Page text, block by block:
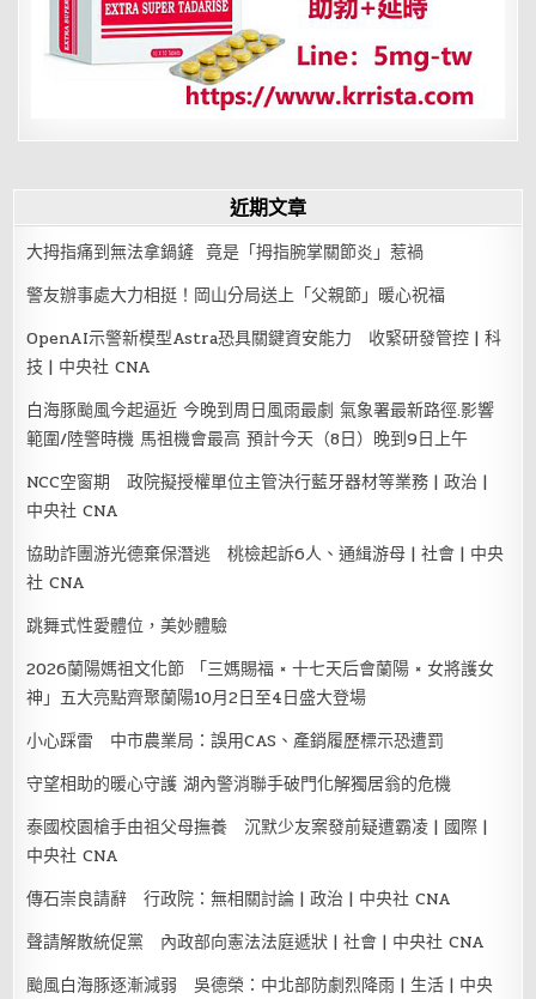
近期文章
大拇指痛到無法拿鍋鏟 竟是「拇指腕掌關節炎」惹禍
警友辦事處大力相挺！岡山分局送上「父親節」暖心祝福
OpenAI示警新模型Astra恐具關鍵資安能力 收緊研發管控 | 科
技 | 中央社 CNA
白海豚颱風今起逼近 今晚到周日風雨最劇 氣象署最新路徑.影響
範圍/陸警時機 馬祖機會最高 預計今天（8日）晚到9日上午
NCC空窗期 政院擬授權單位主管決行藍牙器材等業務 | 政治 |
中央社 CNA
協助詐團游光德棄保潛逃 桃檢起訴6人、通緝游母 | 社會 | 中央
社 CNA
跳舞式性愛體位，美妙體驗
2026蘭陽媽祖文化節 「三媽賜福 × 十七天后會蘭陽 × 女將護女
神」五大亮點齊聚蘭陽10月2日至4日盛大登場
小心踩雷 中市農業局：誤用CAS、產銷履歷標示恐遭罰
守望相助的暖心守護 湖內警消聯手破門化解獨居翁的危機
泰國校園槍手由祖父母撫養 沉默少友案發前疑遭霸凌 | 國際 |
中央社 CNA
傳石崇良請辭 行政院：無相關討論 | 政治 | 中央社 CNA
聲請解散統促黨 內政部向憲法法庭遞狀 | 社會 | 中央社 CNA
颱風白海豚逐漸減弱 吳德榮：中北部防劇烈降雨 | 生活 | 中央